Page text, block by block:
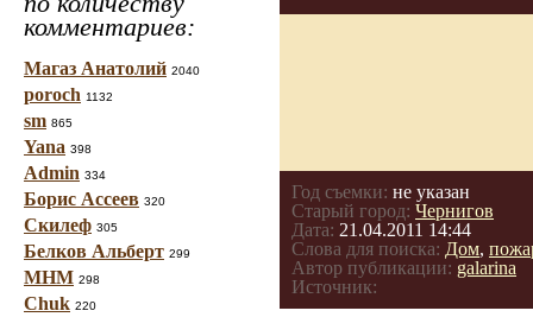
комментариев:
Магаз Анатолий 2040
poroch 1132
sm 865
Yana 398
Admin 334
Борис Ассеев 320
Скилеф 305
Белков Альберт 299
МНМ 298
Chuk 220
Год съемки: не указан
Старый город: Чернигов
Дата: 21.04.2011 14:44
Слова для поиска: Дом,
Автор публикации: galarina
Источник: